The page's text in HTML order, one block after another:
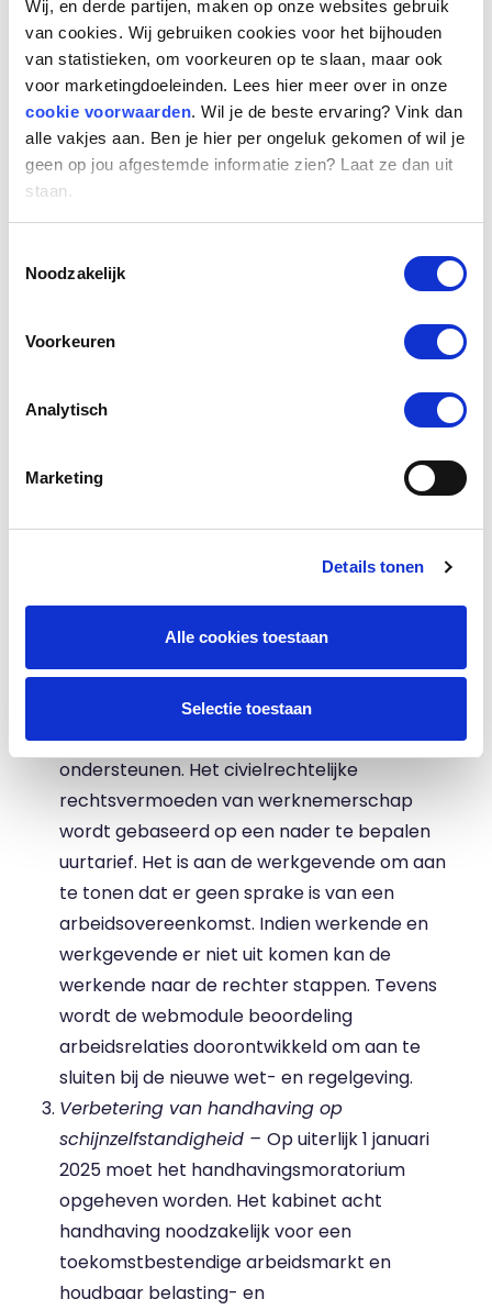
Wij, en derde partijen, maken op onze websites gebruik
van cookies. Wij gebruiken cookies voor het bijhouden
van statistieken, om voorkeuren op te slaan, maar ook
voor marketingdoeleinden. Lees hier meer over in onze
cookie voorwaarden. Wil je de beste ervaring? Vink dan
alle vakjes aan. Ben je hier per ongeluk gekomen of wil je
geen op jou afgestemde informatie zien? Laat ze dan uit
staan.
Noodzakelijk
Voorkeuren
Analytisch
Marketing
Details tonen
Alle cookies toestaan
Selectie toestaan
beoordeling moet ervoor zorgen dat het
eenvoudiger wordt om direct bij aanvang de
juiste juridische vorm van een arbeidsrelatie
overeen te komen. Het kabinet wil daarom
invulling geven aan de open norm ‘werken in
dienst van’ (art. 7:610 BW). De nadruk ligt op
deklassieke elementen van
instructies en houden van toezicht. Daar
dienst van’ ook aan de orde is indien hetwerk
onderneming
Daarnaast wordt het van belang of er sprake
. Het
element
zelfstandig ondernemerschapkan
een belangrijke contra-indicatie zijn voor het
bestaan van een arbeidsovereenkomst.
verder uitgewerkt.Verder moet er een
weerlegbaar rechtsvermoeden van een
arbeidsovereenkomst komen om de
onderhandelingspositie van werkenden te
ondersteunen. Het civielrechtelijke
rechtsvermoeden van werknemerschap
wordt gebaseerd op een nader te bepalen
uurtarief. Het is aan de werkgevende om aan
te tonen dat er geen sprake is van een
arbeidsovereenkomst. Indien werkende en
werkgevende er niet uit komen kan de
werkende naar de rechter stappen. Tevens
wordt de webmodule beoordeling
arbeidsrelaties doorontwikkeld om aan te
sluiten bij de nieuwe wet- en regelgeving.
Verbetering van handhaving op
schijnzelfstandigheid – Op uiterlijk 1 januari
2025 moet het handhavingsmoratorium
opgeheven worden. Het kabinet acht
handhaving noodzakelijk voor een
toekomstbestendige arbeidsmarkt en
houdbaar belasting- en